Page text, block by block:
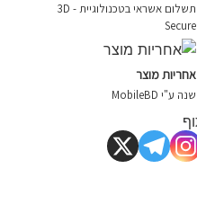
תשלום אשראי בטכנולוגיית - 3D
Secure
אחריות מוצר
שנה ע"י MobileBD